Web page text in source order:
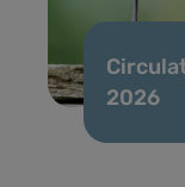
2026